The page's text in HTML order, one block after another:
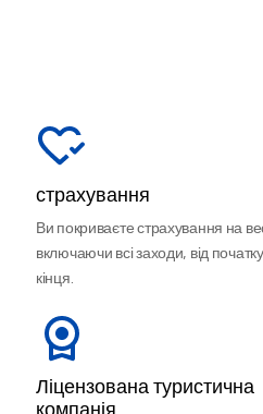
страхування
Ви покриваєте страхування на
включаючи всі заходи, від
кінця.
Ліцензована туристична
компанія